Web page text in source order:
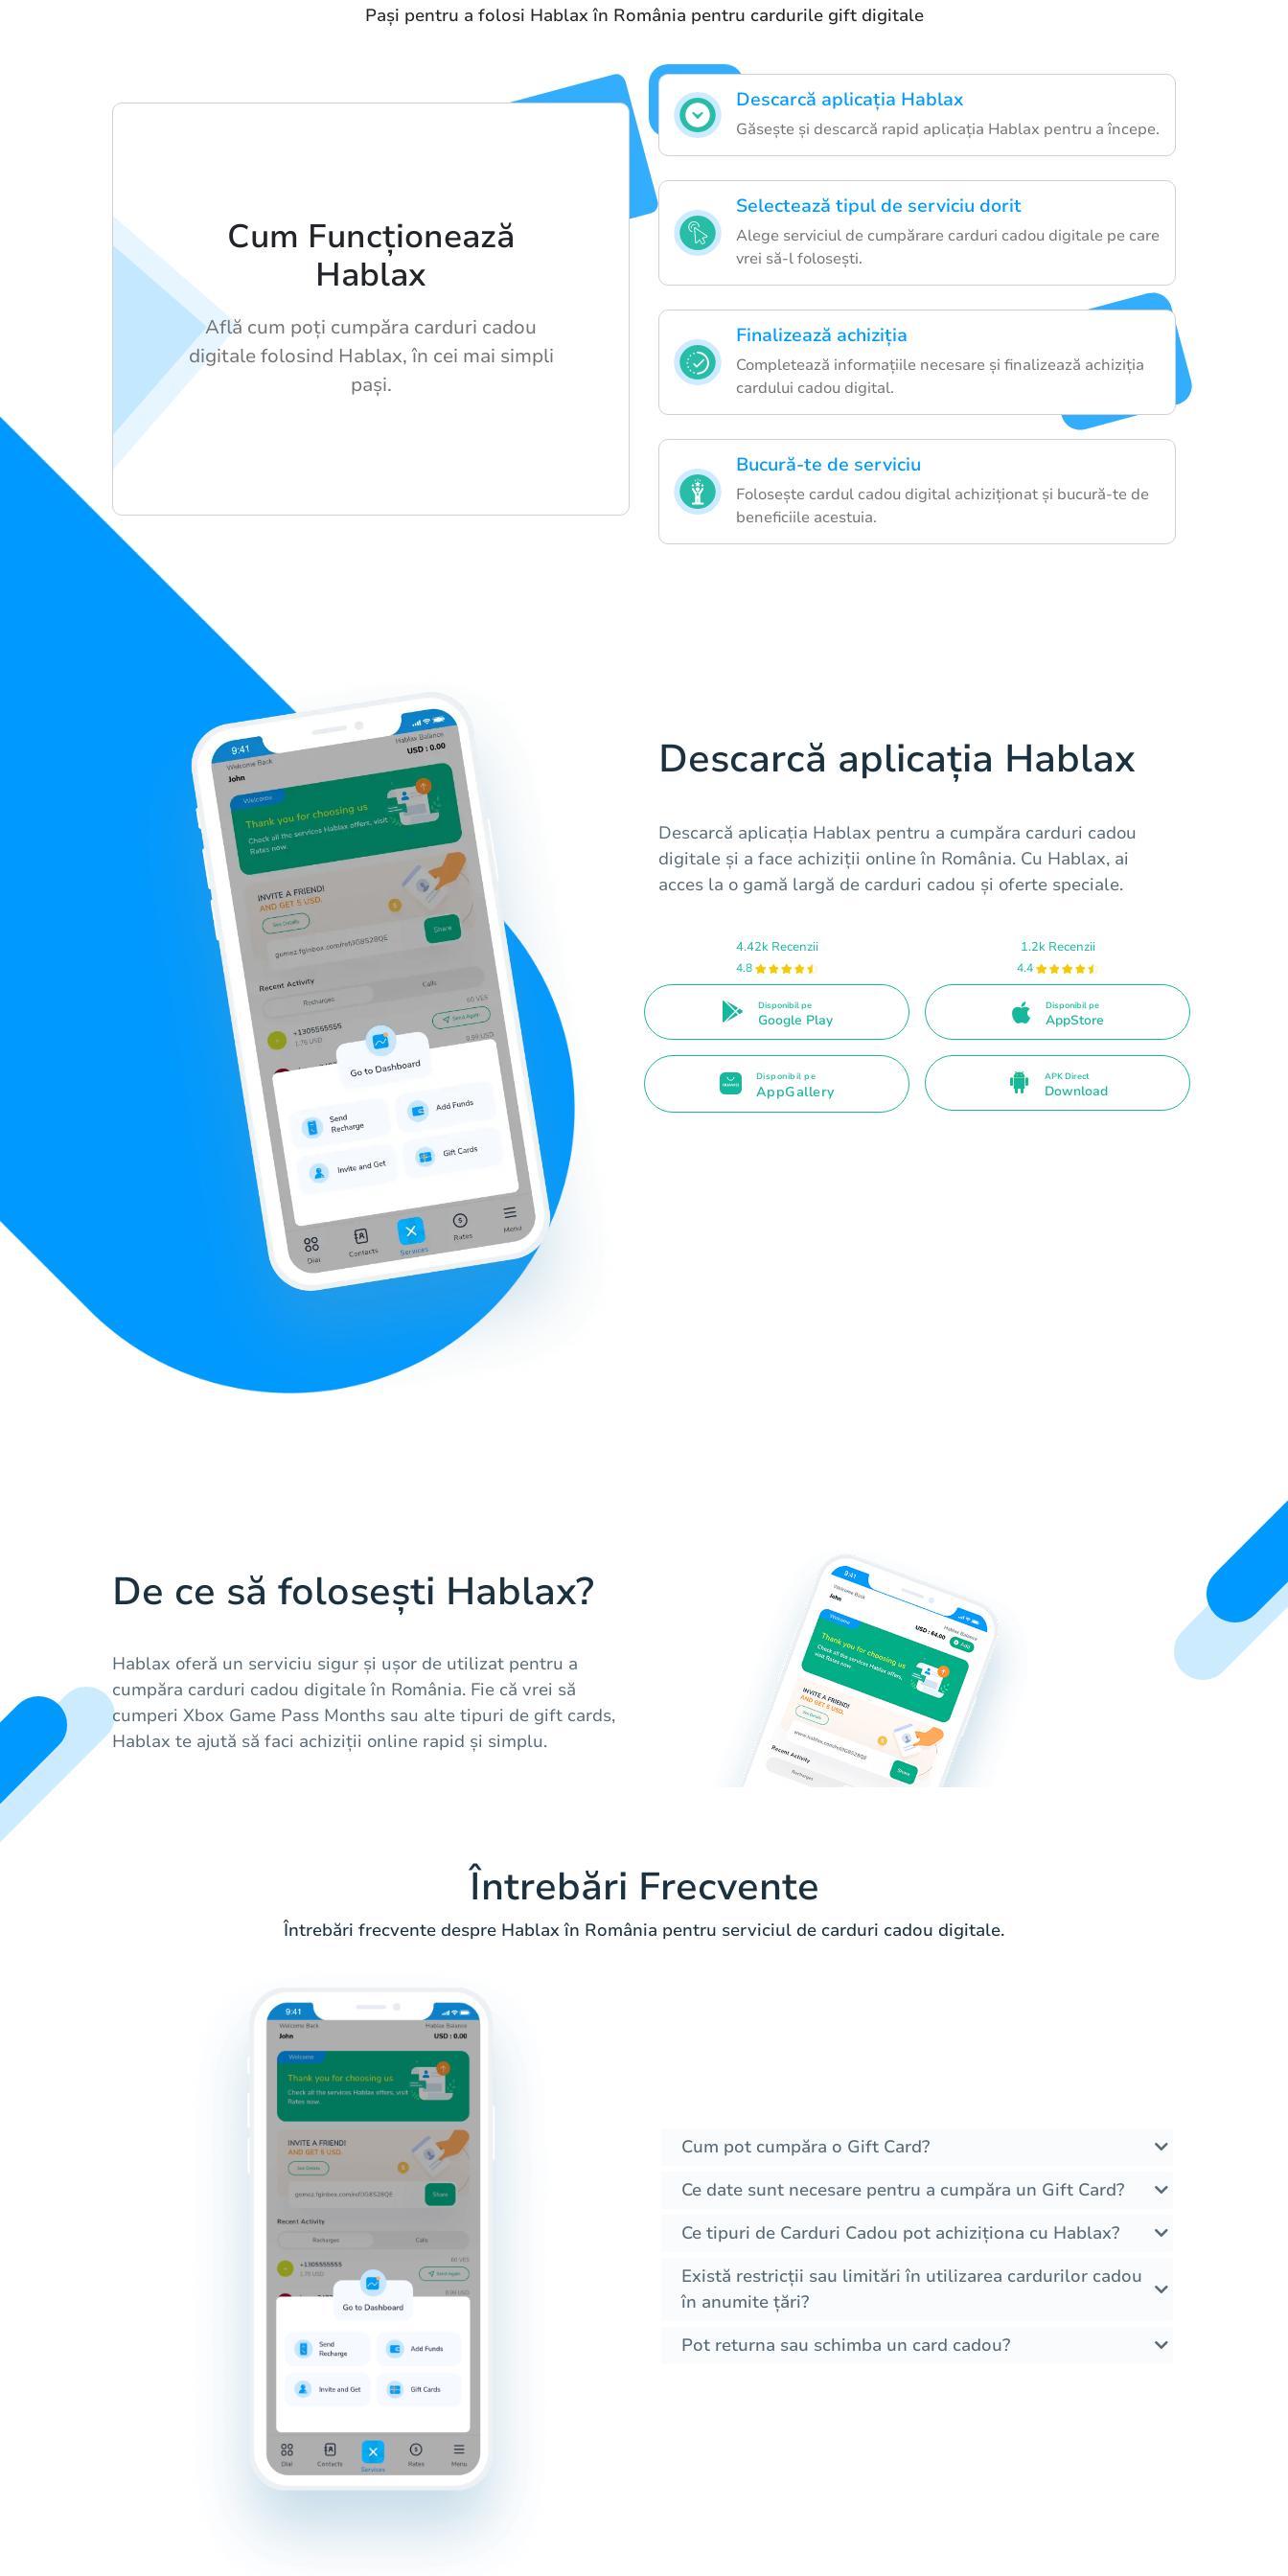
Pași pentru a folosi Hablax în România pentru cardurile gift digitale
Descarcă aplicația Hablax
Găsește și descarcă rapid aplicația Hablax pentru a începe.
Selectează tipul de serviciu dorit
Alege serviciul de cumpărare carduri cadou digitale pe care
vrei să-l folosești.
Finalizează achiziția
Completează informațiile necesare și finalizează achiziția
cardului cadou digital.
Bucură-te de serviciu
Folosește cardul cadou digital achiziționat și bucură-te de
beneficiile acestuia.
Cum Funcționează
Hablax
Află cum poți cumpăra carduri cadou
digitale folosind Hablax, în cei mai simpli
pași.
Descarcă aplicația Hablax
Descarcă aplicația Hablax pentru a cumpăra carduri cadou
digitale și a face achiziții online în România. Cu Hablax, ai
acces la o gamă largă de carduri cadou și oferte speciale.
4.42k Recenzii
4.8
Disponibil pe
Google Play
1.2k Recenzii
4.4
Disponibil pe
AppStore
Disponibil pe
AppGallery
APK Direct
Download
De ce să folosești Hablax?
Hablax oferă un serviciu sigur și ușor de utilizat pentru a
cumpăra carduri cadou digitale în România. Fie că vrei să
cumperi Xbox Game Pass Months sau alte tipuri de gift cards,
Hablax te ajută să faci achiziții online rapid și simplu.
Întrebări Frecvente
Întrebări frecvente despre Hablax în România pentru serviciul de carduri cadou digitale.
Cum pot cumpăra o Gift Card?
Ce date sunt necesare pentru a cumpăra un Gift Card?
Ce tipuri de Carduri Cadou pot achiziționa cu Hablax?
Există restricții sau limitări în utilizarea cardurilor cadou
în anumite țări?
Pot returna sau schimba un card cadou?